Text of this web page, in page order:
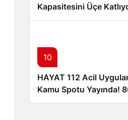
Kapasitesini Üçe
Üreticisine Büyük
10
HAYAT 112 Acil
Kamu Spotu Yayında!